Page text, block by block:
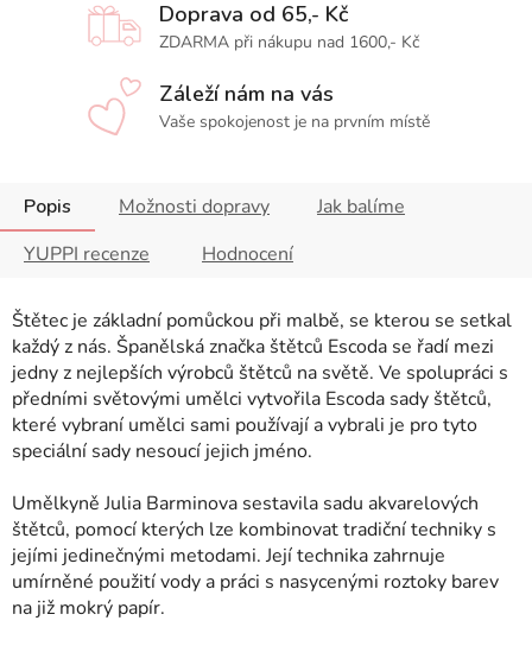
Doprava od 65,- Kč
ZDARMA při nákupu nad 1600,- Kč
Záleží nám na vás
Vaše spokojenost je na prvním místě
Popis Možnosti dopravy
Jak balíme
YUPPI recenze
Hodnocení
Štětec je základní pomůckou při malbě, se kterou se setkal
každý z nás. Španělská značka štětců Escoda se řadí mezi
jedny z nejlepších výrobců štětců na světě. Ve spolupráci s
předními světovými umělci vytvořila Escoda sady štětců,
které vybraní umělci sami používají a vybrali je pro tyto
speciální sady nesoucí jejich jméno.
Umělkyně Julia Barminova sestavila sadu akvarelových
štětců, pomocí kterých lze kombinovat tradiční techniky s
jejími jedinečnými metodami. Její technika zahrnuje
umírněné použití vody a práci s nasycenými roztoky barev
na již mokrý papír.